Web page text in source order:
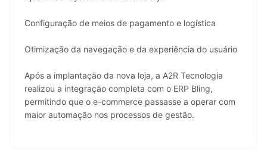
Configuração de meios de pagamento e logística
Otimização da navegação e da experiência do usuário
Após a implantação da nova loja, a A2R Tecnologia
realizou a integração completa com o ERP Bling,
permitindo que o e-commerce passasse a operar com
maior automação nos processos de gestão.